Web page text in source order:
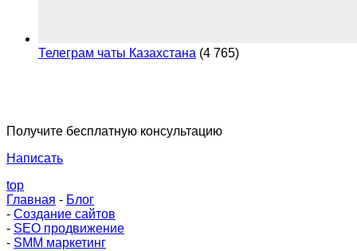
Телеграм чаты Казахстана (4 765)
Получите бесплатную консультацию
Написать
top
Главная - Блог
- Создание сайтов
- SEO продвижение
- SMM маркетинг